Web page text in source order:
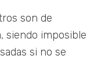
son de
siendo imposible
si no se